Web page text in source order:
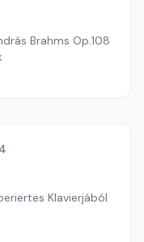
Brahms Op.108
Klavierjából